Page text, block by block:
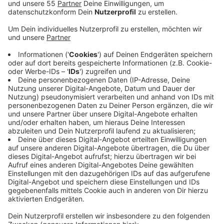
kritisiert jetzt die Hildener Bürgeraktion.
Seit das Landesumweltamt vor einem Jahr vor den
Klimafolgen in Hilden gewarnt hatte, bringt die
Hildener Bürgeraktion das Thema regelmäßig auf die
Tagesordnung des Umweltausschusses. Ein Jahr
später habe die Stadt aber noch immer nicht
ansatzwese ein Konzept, um Klimafolgeschäden
entgegenzuwirken, heißt es. Die Bürgeraktion
beantragt jetzt eine außerordentliche Sitzung des
Umweltausschusses für nach den Sommerferien und
verlangt eine konkrete Stellungnahme der Verwaltung.
Das Thema, wie von Bürgermeisterin Birgit Alkenings
vorgeschlagen, erst in der regulären Sitzung im